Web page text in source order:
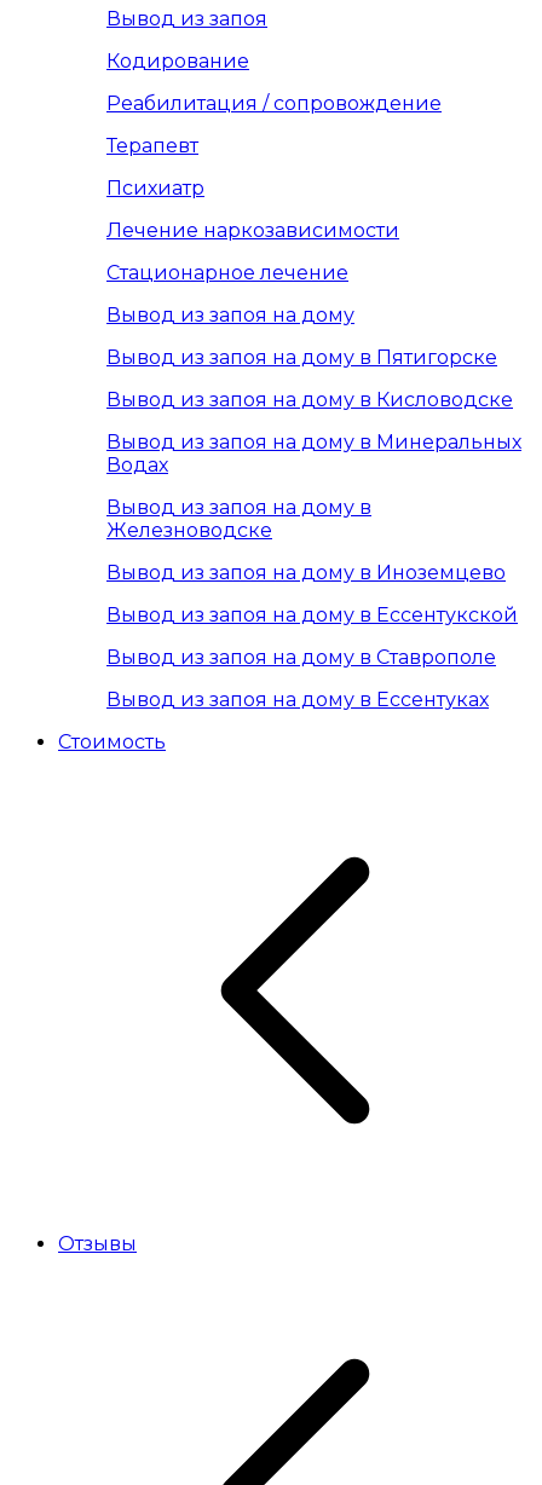
Вывод из запоя
Кодирование
Реабилитация / сопровождение
Терапевт
Психиатр
Лечение наркозависимости
Стационарное лечение
Вывод из запоя на дому
Вывод из запоя на дому в Пятигорске
Вывод из запоя на дому в Кисловодске
Вывод из запоя на дому в Минеральных
Водах
Вывод из запоя на дому в
Железноводске
Вывод из запоя на дому в Иноземцево
Вывод из запоя на дому в Ессентукской
Вывод из запоя на дому в Ставрополе
Вывод из запоя на дому в Ессентуках
Стоимость
Отзывы